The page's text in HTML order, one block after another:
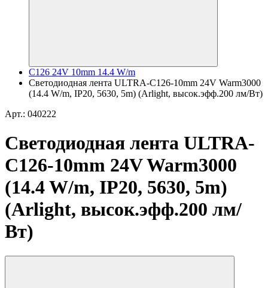
C126 24V 10mm 14.4 W/m
Светодиодная лента ULTRA-C126-10mm 24V Warm3000
(14.4 W/m, IP20, 5630, 5m) (Arlight, высок.эфф.200 лм/Вт)
Арт.: 040222
Светодиодная лента ULTRA-
C126-10mm 24V Warm3000
(14.4 W/m, IP20, 5630, 5m)
(Arlight, высок.эфф.200 лм/
Вт)